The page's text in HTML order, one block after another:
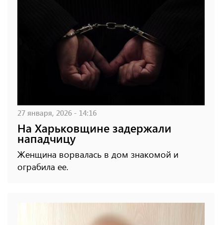
27 января, 2026 - 14:16
На Харьковщине задержали
нападчицу
Женщина ворвалась в дом знакомой и
ограбила ее.